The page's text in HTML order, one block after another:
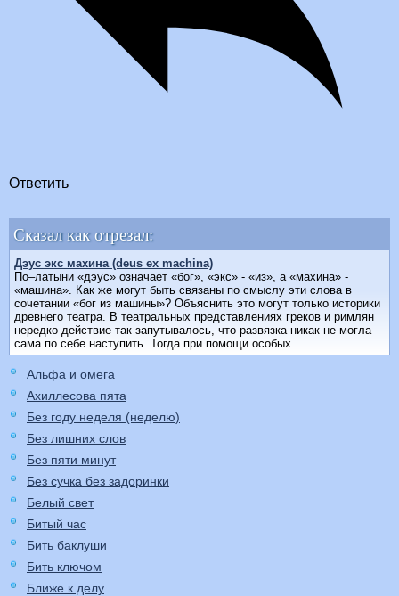
Ответить
Сказал как отрезал:
Дэус экс махина (deus ex machina)
По–латыни «дэус» означает «бог», «экс» - «из», а «махина» -
«машина». Как же могут быть связаны по смыслу эти слова в
сочетании «бог из машины»? Объяснить это могут только историки
древнего театра. В театральных представлениях греков и римлян
нередко действие так запутывалось, что развязка никак не могла
сама по себе наступить. Тогда при помощи особых...
Альфа и омега
Ахиллесова пята
Без году неделя (неделю)
Без лишних слов
Без пяти минут
Без сучка без задоринки
Белый свет
Битый час
Бить баклуши
Бить ключом
Ближе к делу